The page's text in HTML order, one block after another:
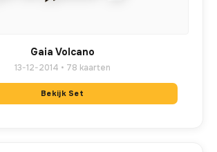
Gaia Volcano
13-12-2014 • 78 kaarten
Bekijk Set